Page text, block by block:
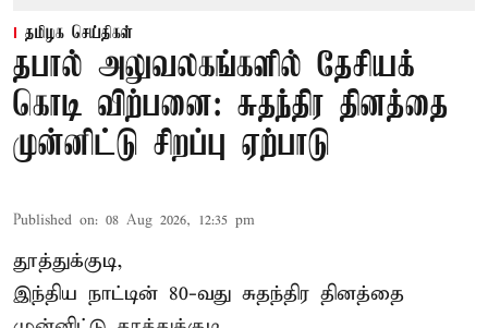
தமிழக செய்திகள்
தபால் அலுவலகங்களில் தேசியக்
கொடி விற்பனை: சுதந்திர தினத்தை
முன்னிட்டு சிறப்பு ஏற்பாடு
Published on: 08 Aug 2026, 12:35 pm
தூத்துக்குடி,
இந்திய நாட்டின் 80-வது சுதந்திர தினத்தை